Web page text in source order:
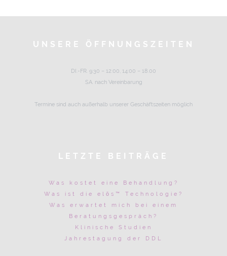
UNSERE ÖFFNUNGSZEITEN
DI.-FR. 9:30 – 12:00, 14:00 – 18.00
SA. nach Vereinbarung
Termine sind auch außerhalb unserer Geschäftszeiten möglich
LETZTE BEITRÄGE
Was kostet eine Behandlung?
Was ist die elōs™ Technologie?
Was erwartet mich bei einem
Beratungsgespräch?
Klinische Studien
Jahrestagung der DDL